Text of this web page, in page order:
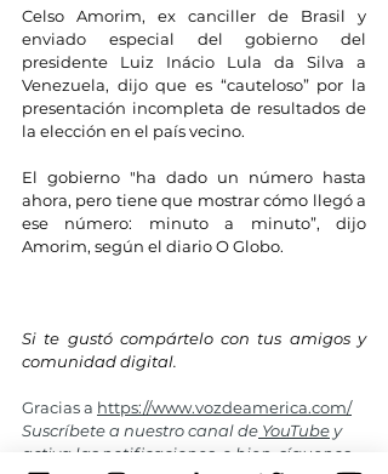
Celso Amorim, ex canciller de Brasil y
enviado especial del gobierno del
presidente Luiz Inácio Lula da Silva a
Venezuela, dijo que es “cauteloso” por la
presentación incompleta de resultados de
la elección en el país vecino.
El gobierno "ha dado un número hasta
ahora, pero tiene que mostrar cómo llegó a
ese número: minuto a minuto”, dijo
Amorim, según el diario O Globo.
Si te gustó compártelo con tus amigos y
comunidad digital.
Gracias a https://www.vozdeamerica.com/
Suscríbete a nuestro canal de YouTube y
activa las notificaciones, o bien, síguenos